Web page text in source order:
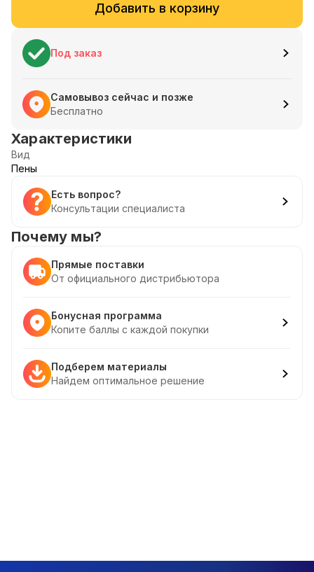
Добавить в корзину
Под заказ
Самовывоз сейчас и позже
Бесплатно
Характеристики
Вид
Пены
Есть вопрос?
Консультации специалиста
Почему мы?
Прямые поставки
От официального дистрибьютора
Бонусная программа
Копите баллы с каждой покупки
Подберем материалы
Найдем оптимальное решение